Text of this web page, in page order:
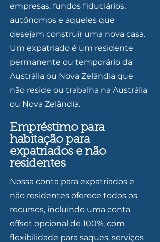
empresas, fundos fiduciários,
autônomos e aqueles que
desejam construir uma nova casa.
Um expatriado é um residente
permanente ou temporário da
Austrália ou Nova Zelândia que
não reside ou trabalha na Austrália
ou Nova Zelândia.
Empréstimo para
habitação para
expatriados e não
residentes
Nossa conta para expatriados e
não residentes oferece todos os
recursos, incluindo uma conta
offset opcional de 100%, com
flexibilidade para saques, serviços